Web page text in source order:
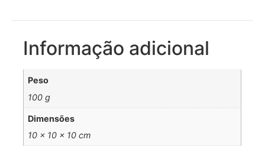
Informação adicional
Peso
100 g
Dimensões
10 × 10 × 10 cm